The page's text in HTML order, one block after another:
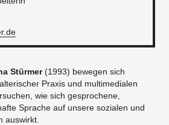
Stürmer (1993) bewegen sich
Praxis und multimedialen
wie sich gesprochene,
Sprache auf unsere sozialen und
auswirkt.